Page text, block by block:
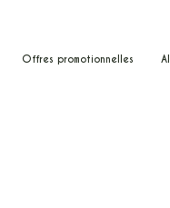
offres promotionnelles